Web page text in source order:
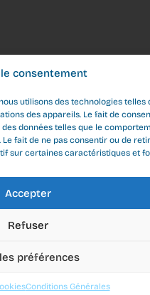
consentement
utilisons des technologies telles
des appareils. Le fait de
données telles que le
fait de ne pas consentir ou de
sur certaines caractéristiques et
Accepter
Refuser
préférences
Conditions Générales